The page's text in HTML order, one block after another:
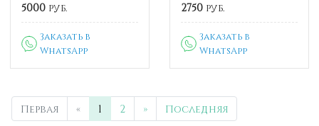
5000 руб.
Заказать в
WhatsApp
2750 руб.
Заказать в
WhatsApp
Первая « 1 2 » Последняя